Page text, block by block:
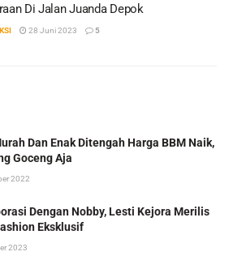
Di Jalan Juanda Depok
28 Juni 2023 5
Dan Enak Ditengah Harga BBM Naik,
Goceng Aja
2022
Dengan Nobby, Lesti Kejora Merilis
Eksklusif
2023